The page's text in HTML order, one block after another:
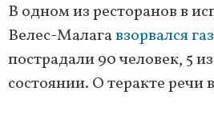
В одном из ресторанов в
Велес-Малагавзорвался
пострадали 90 человек, 5
состоянии. О теракте речи